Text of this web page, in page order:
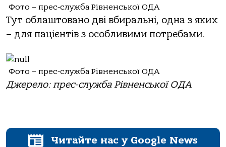
Фото – прес-служба Рівненської ОДА
Тут облаштовано дві вбиральні, одна з яких
– для пацієнтів з особливими потребами.
Фото – прес-служба Рівненської ОДА
Джерело: прес-служба Рівненської ОДА
Читайте нас у Google News